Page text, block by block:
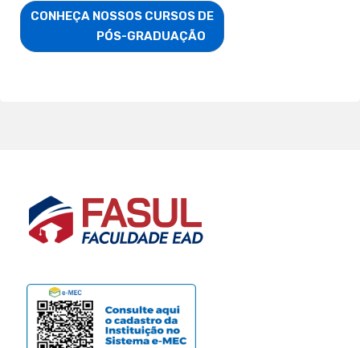
CONHEÇA NOSSOS CURSOS DE
                        PÓS-GRADUAÇÃO